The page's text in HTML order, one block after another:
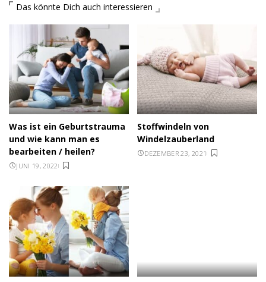
Das könnte Dich auch interessieren
Was ist ein Geburtstrauma
und wie kann man es
bearbeiten / heilen?
JUNI 19, 2022
Stoffwindeln von
Windelzauberland
DEZEMBER 23, 2021